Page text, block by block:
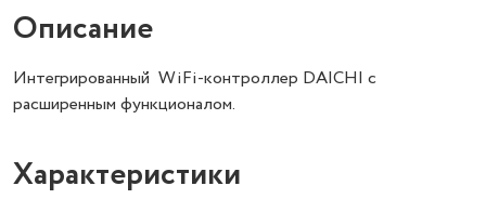
Описание
Интегрированный WiFi-контроллер DAICHI с
расширенным функционалом.
Характеристики